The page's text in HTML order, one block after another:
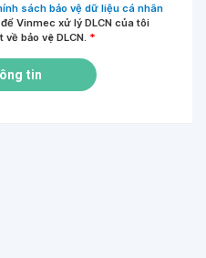
sách bảo vệ dữ liệu cá nhân
Vinmec xử lý DLCN của tôi
bảo vệ DLCN. *
tin